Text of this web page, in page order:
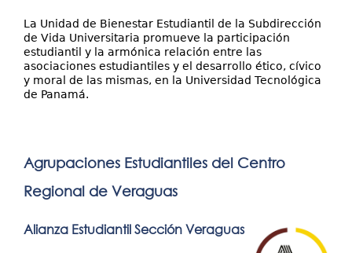
La Unidad de Bienestar Estudiantil de la Subdirección
de Vida Universitaria promueve la participación
estudiantil y la armónica relación entre las
asociaciones estudiantiles y el desarrollo ético, cívico
y moral de las mismas, en la Universidad Tecnológica
de Panamá.
Agrupaciones Estudiantiles del Centro
Regional de Veraguas
Alianza Estudiantil Sección Veraguas